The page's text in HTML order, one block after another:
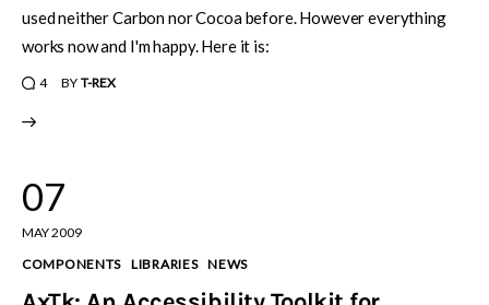
used neither Carbon nor Cocoa before. However everything
works now and I'm happy. Here it is:
4 BY T-REX
07
MAY 2009
COMPONENTS LIBRARIES NEWS